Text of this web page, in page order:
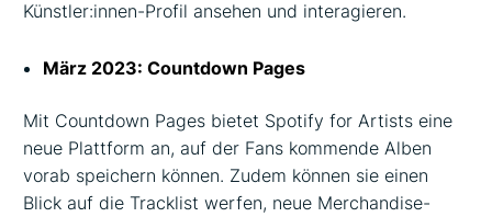
Künstler:innen-Profil ansehen und interagieren.
März 2023: Countdown Pages
Mit Countdown Pages bietet Spotify for Artists eine
neue Plattform an, auf der Fans kommende Alben
vorab speichern können. Zudem können sie einen
Blick auf die Tracklist werfen, neue Merchandise-